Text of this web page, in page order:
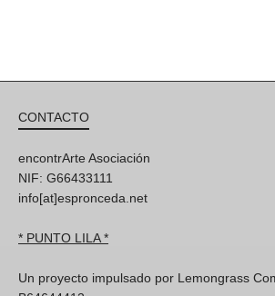
CONTACTO
encontrArte Asociación
NIF: G66433111
info[at]espronceda.net
* PUNTO LILA *
Un proyecto impulsado por Lemongrass